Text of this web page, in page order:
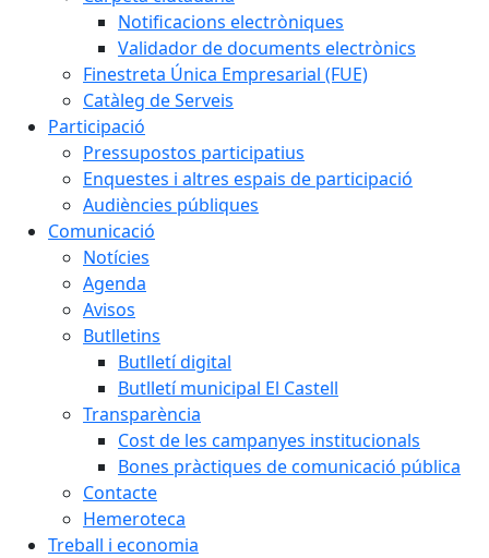
Notificacions electròniques
Validador de documents electrònics
Finestreta Única Empresarial (FUE)
Catàleg de Serveis
Participació
Pressupostos participatius
Enquestes i altres espais de participació
Audiències públiques
Comunicació
Notícies
Agenda
Avisos
Butlletins
Butlletí digital
Butlletí municipal El Castell
Transparència
Cost de les campanyes institucionals
Bones pràctiques de comunicació pública
Contacte
Hemeroteca
Treball i economia